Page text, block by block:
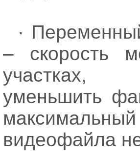
·
– скорость
участках,
уменьшить
видеофайла